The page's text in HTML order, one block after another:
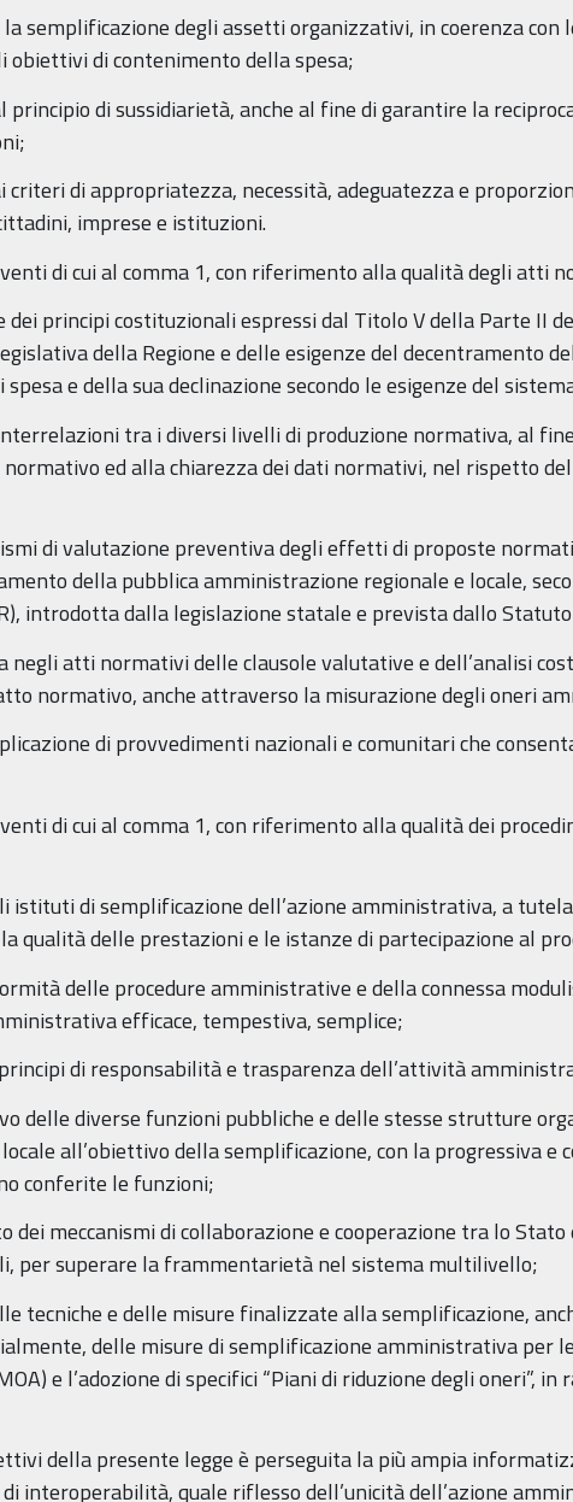
semplificazione degli assetti organizzativi, in coerenza
obiettivi di contenimento della spesa;
principio di sussidiarietà, anche al fine di garantire la
criteri di appropriatezza, necessità, adeguatezza e
imprese e istituzioni.
di cui al comma 1, con riferimento alla qualità degli atti
dei principi costituzionali espressi dal Titolo V della Parte II
della Regione e delle esigenze del decentramento
e della sua declinazione secondo le esigenze del
tra i diversi livelli di produzione normativa, al
ed alla chiarezza dei dati normativi, nel rispetto
di valutazione preventiva degli effetti di proposte
della pubblica amministrazione regionale e locale,
introdotta dalla legislazione statale e prevista dallo
negli atti normativi delle clausole valutative e dell’analisi
normativo, anche attraverso la misurazione degli oneri
di provvedimenti nazionali e comunitari che
di cui al comma 1, con riferimento alla qualità dei
istituti di semplificazione dell’azione amministrativa, a
qualità delle prestazioni e le istanze di partecipazione al
delle procedure amministrative e della connessa
efficace, tempestiva, semplice;
di responsabilità e trasparenza dell’attività
delle diverse funzioni pubbliche e delle stesse strutture
all’obiettivo della semplificazione, con la progressiva e
conferite le funzioni;
dei meccanismi di collaborazione e cooperazione tra lo
per superare la frammentarietà nel sistema multilivello;
tecniche e delle misure finalizzate alla semplificazione,
delle misure di semplificazione amministrativa per
e l’adozione di specifici “Piani di riduzione degli oneri”,
della presente legge è perseguita la più ampia
interoperabilità, quale riflesso dell’unicità dell’azione